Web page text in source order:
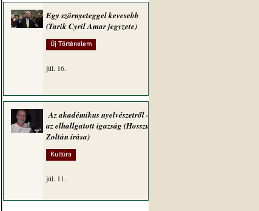
Egy szörnyeteggel kevesebb
(Tarik Cyril Amar jegyzete)
Új Történelem
júl. 16.
Az akadémikus nyelvészetről –
az elhallgatott igazság (Hosszú
Zoltán írása)
Kultúra
júl. 11.